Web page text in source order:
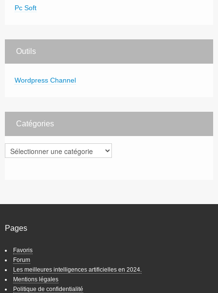
Pc Soft
Outils
Wordpress Channel
Catégories
Catégories
Pages
Favoris
Forum
Les meilleures intelligences artificielles en 2024.
Mentions légales
Politique de confidentialité